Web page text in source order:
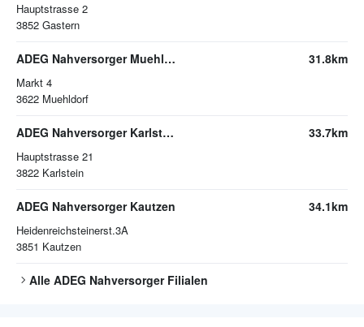
Hauptstrasse 2
3852 Gastern
ADEG Nahversorger Muehldorf
Markt 4
3622 Muehldorf
31.8km
ADEG Nahversorger Karlstein
Hauptstrasse 21
3822 Karlstein
33.7km
ADEG Nahversorger Kautzen
Heidenreichsteinerst.3A
3851 Kautzen
34.1km
Alle ADEG NahversorgerFilialen